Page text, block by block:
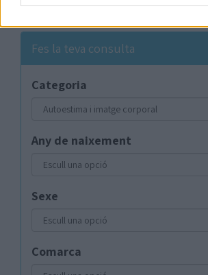
Fes la teva consulta
Categoria
Any de naixement
Sexe
Comarca